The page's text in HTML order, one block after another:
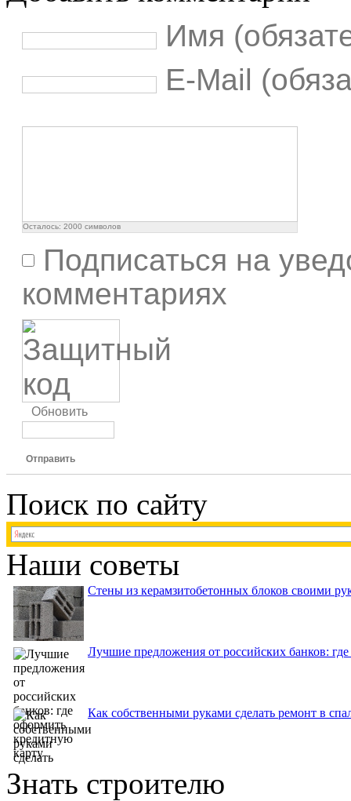
Имя
E-Mail
Осталось: 2000 символов
Подписаться на
комментариях
Обновить
Отправить
Поиск по сайту
Наши советы
Стены из керамзитобетонных блоков своими
Лучшие предложения от российских банков:
Как собственными руками сделать ремонт в
Знать строителю